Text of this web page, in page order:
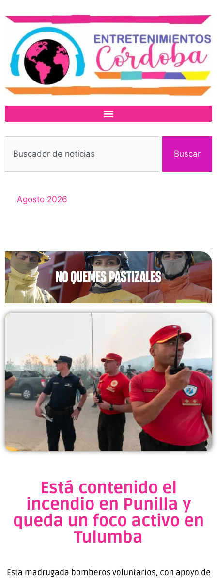
Buscar
Agosto 2026
Está contenido el
incendio en Punilla y
queda un foco activo en
Tulumba
Esta madrugada bomberos voluntarios, con apoyo de